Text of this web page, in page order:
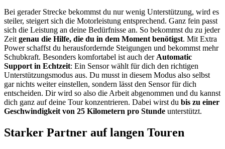
Bei gerader Strecke bekommst du nur wenig Unterstützung, wird es
steiler, steigert sich die Motorleistung entsprechend. Ganz fein passt
sich die Leistung an deine Bedürfnisse an. So bekommst du zu jeder
Zeitgenau die Hilfe, die du in dem Moment benötigst. Mit Extra
Power schaffst du herausfordernde Steigungen und bekommst mehr
Schubkraft. Besonders komfortabel ist auch derAutomatic
Support in Echtzeit: Ein Sensor wählt für dich den richtigen
Unterstützungsmodus aus. Du musst in diesem Modus also selbst
gar nichts weiter einstellen, sondern lässt den Sensor für dich
entscheiden. Dir wird so also die Arbeit abgenommen und du kannst
dich ganz auf deine Tour konzentrieren. Dabei wirst du bis zu einer
Geschwindigkeit von 25 Kilometern pro Stunde unterstützt.
Starker Partner auf langen Touren